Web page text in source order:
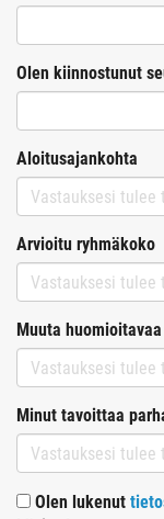
Olen kiinnostunut
Aloitusajankohta
Arvioitu ryhmäkoko
Muuta huomioitavaa
Minut tavoittaa
Olen lukenut